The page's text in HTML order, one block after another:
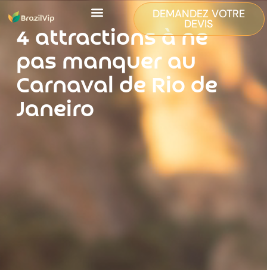
DEMANDEZ VOTRE
DEVIS
4 attractions à ne
pas manquer au
Carnaval de Rio de
Janeiro